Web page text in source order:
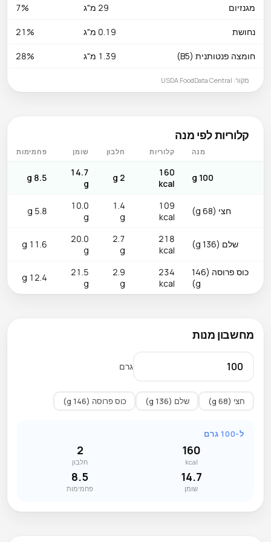
מגנזיום 29 מ"ג 7%
נחושת 0.19 מ"ג 21%
חומצה פנטותנית (B5) 1.39 מ"ג 28%
מקור: USDA FoodData Central
קלוריות לפי מנה
מנה קלוריות חלבון שומן פחמימות
100 g
160
kcal
2 g
14.7
g
8.5 g
חצי (68 g)
109
kcal
1.4
g
10.0
g
5.8 g
שלם (136 g)
218
kcal
2.7
g
20.0
g
11.6 g
כוס פרוסה (146
g)
234
kcal
2.9
g
21.5
g
12.4 g
מחשבון מנות
גרם
חצי (68 g) שלם (136 g) כוס פרוסה (146 g)
ל-100 גרם
160
kcal
2
חלבון
14.7
שומן
8.5
פחמימות